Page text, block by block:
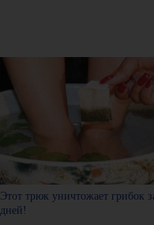
Этот трюк уничтожает грибок
дней!